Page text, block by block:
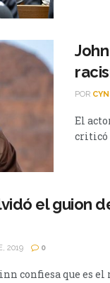
POR
El
criticó
el guion
2019 0
confiesa que es el